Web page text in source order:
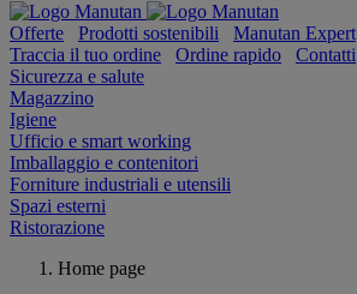
Offerte Prodotti sostenibili
Manutan Expert
Traccia il tuo ordine
Ordine rapido
Contatti
Sicurezza e salute
Magazzino
Igiene
Ufficio e smart working
Imballaggio e contenitori
Forniture industriali e utensili
Spazi esterni
Ristorazione
Home page